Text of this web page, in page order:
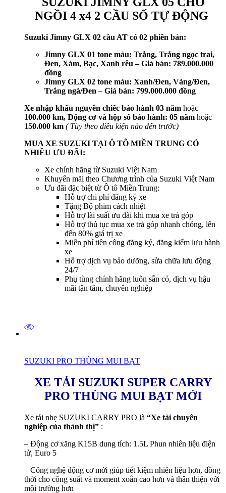
NGỒI 4 x4 2 CẦU SỐ TỰ ĐỘNG
Suzuki Jimny GLX 02 cầu AT có 02 phiên bản:
Jimny GLX 01 tone màu: Trắng, Trắng ngọc trai,
Đen, Xám, Bạc, Xanh rêu – Giá bán: 789.000.000
đồng
Jimny GLX 02 tone màu: Xanh/Đen, Vàng/Đen,
Trắng ngà/Đen – Giá bán: 799.000.000 đồng
Xe nhập khẩu nguyên chiếc bảo hành 03 năm hoặc
100.000 km, Động cơ và hộp số bảo hành: 05 năm hoặc
150.000 km ( Tùy theo điều kiện nào đến trước)
MUA XE SUZUKI TẠI Ô TÔ MIỀN TRUNG CÓ
NHIỀU ƯU ĐÃI:
Xe chính hãng từ Suzuki Việt Nam
Khuyến mãi theo Chương trình của Suzuki Việt Nam
Ưu đãi đặc biệt từ Ô tô Miền Trung:
Hỗ trợ chi phí đăng ký xe
Tặng Bộ phim cách nhiệt
Hỗ trợ lãi suất ưu đãi khi mua xe trả góp
Hỗ trợ thủ tục mua xe trả góp nhanh chóng, lên
đến 80% giá trị xe
Miễn phí tiền công đăng ký, đăng kiểm lưu hành
xe
Hỗ trợ dịch vụ bảo dưỡng, sửa chữa lưu động
24/7
Phụ tùng chính hãng luôn sẵn có, dịch vụ hậu
mãi tận tâm, chuyên nghiệp
SUZUKI PRO THÙNG MUI BẠT
XE TẢI SUZUKI SUPER CARRY
PRO THÙNG MUI BẠT MỚI
Xe tải nhẹ SUZUKI CARRY PRO là “Xe tải chuyên
nghiệp của thành thị” :
– Động cơ xăng K15B dung tích: 1.5L Phun nhiên liệu điện
tử, Euro 5
– Công nghệ động cơ mới giúp tiết kiệm nhiên liệu hơn, đồng
thời cho công suất và moment xoắn cao hơn và thân thiện với
môi trường hơn